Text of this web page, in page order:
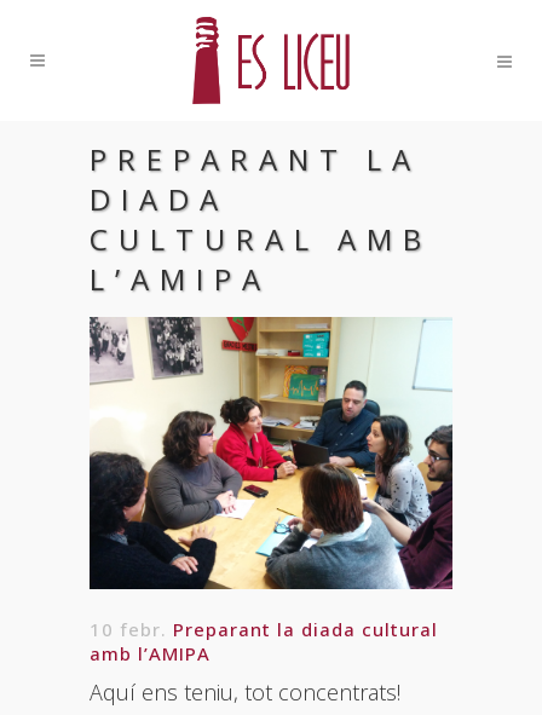
PREPARANT LA
DIADA
CULTURAL AMB
L’AMIPA
10 febr. Preparant la diada cultural
amb l’AMIPA
Aquí ens teniu, tot concentrats!